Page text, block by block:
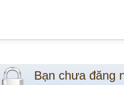
Bạn chưa đăng